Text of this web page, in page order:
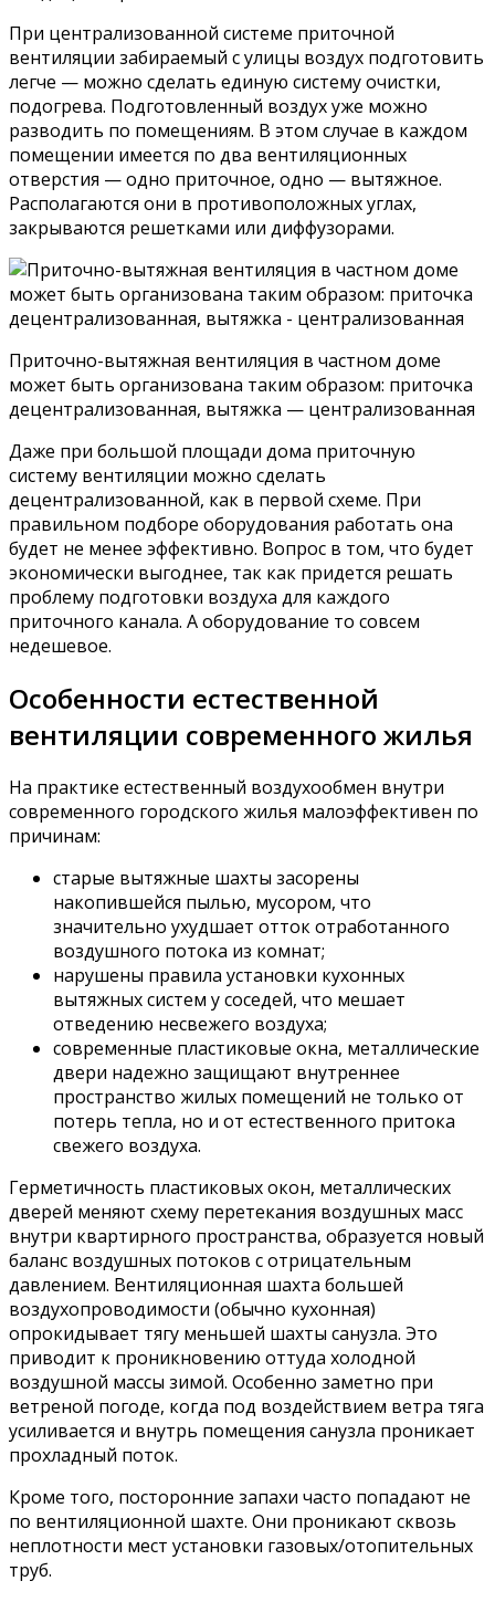
При централизованной системе приточной
вентиляции забираемый с улицы воздух подготовить
легче — можно сделать единую систему очистки,
подогрева. Подготовленный воздух уже можно
разводить по помещениям. В этом случае в каждом
помещении имеется по два вентиляционных
отверстия — одно приточное, одно — вытяжное.
Располагаются они в противоположных углах,
закрываются решетками или диффузорами.
Приточно-вытяжная вентиляция в частном доме
может быть организована таким образом: приточка
децентрализованная, вытяжка — централизованная
Даже при большой площади дома приточную
систему вентиляции можно сделать
децентрализованной, как в первой схеме. При
правильном подборе оборудования работать она
будет не менее эффективно. Вопрос в том, что будет
экономически выгоднее, так как придется решать
проблему подготовки воздуха для каждого
приточного канала. А оборудование то совсем
недешевое.
Особенности естественной
вентиляции современного жилья
На практике естественный воздухообмен внутри
современного городского жилья малоэффективен по
причинам:
старые вытяжные шахты засорены
накопившейся пылью, мусором, что
значительно ухудшает отток отработанного
воздушного потока из комнат;
нарушены правила установки кухонных
вытяжных систем у соседей, что мешает
отведению несвежего воздуха;
современные пластиковые окна, металлические
двери надежно защищают внутреннее
пространство жилых помещений не только от
потерь тепла, но и от естественного притока
свежего воздуха.
Герметичность пластиковых окон, металлических
дверей меняют схему перетекания воздушных масс
внутри квартирного пространства, образуется новый
баланс воздушных потоков с отрицательным
давлением. Вентиляционная шахта большей
воздухопроводимости (обычно кухонная)
опрокидывает тягу меньшей шахты санузла. Это
приводит к проникновению оттуда холодной
воздушной массы зимой. Особенно заметно при
ветреной погоде, когда под воздействием ветра тяга
усиливается и внутрь помещения санузла проникает
прохладный поток.
Кроме того, посторонние запахи часто попадают не
по вентиляционной шахте. Они проникают сквозь
неплотности мест установки газовых/отопительных
труб.